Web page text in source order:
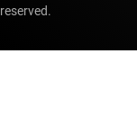
reserved.